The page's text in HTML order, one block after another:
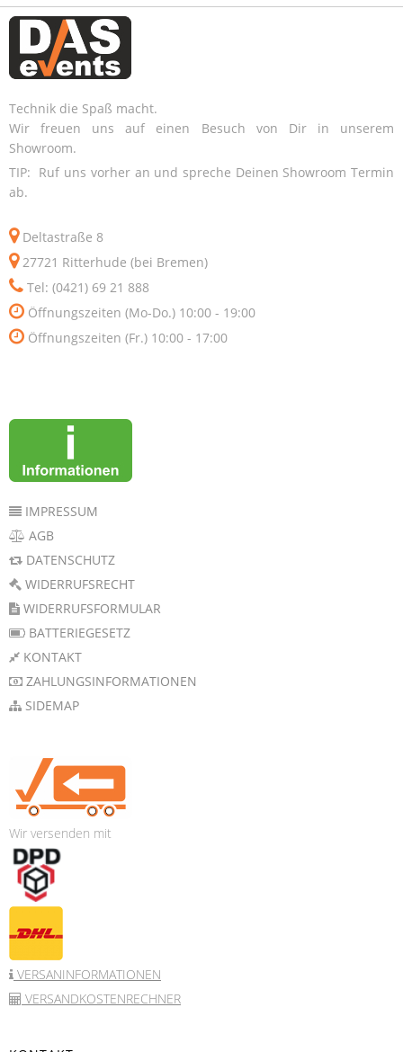
Technik die Spaß macht.
Wir freuen uns auf einen Besuch von Dir in unserem
Showroom.
TIP: Ruf uns vorher an und spreche Deinen Showroom Termin
ab.
Deltastraße 8
27721 Ritterhude (bei Bremen)
Tel: (0421) 69 21 888
Öffnungszeiten (Mo-Do.) 10:00 - 19:00
Öffnungszeiten (Fr.) 10:00 - 17:00
IMPRESSUM
AGB
DATENSCHUTZ
WIDERRUFSRECHT
WIDERRUFSFORMULAR
BATTERIEGESETZ
KONTAKT
ZAHLUNGSINFORMATIONEN
SIDEMAP
Wir versenden mit
VERSANINFORMATIONEN
VERSANDKOSTENRECHNER